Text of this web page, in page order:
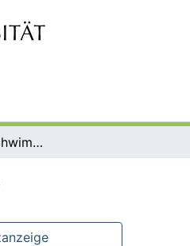
Chronik Landesschwimmverband Sachsen-Anhalt e.V.